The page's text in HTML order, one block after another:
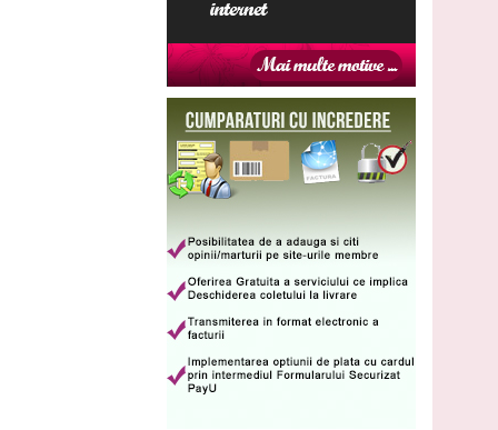
Procurves Plus
129,90Lei comandă
(livrare discreta)